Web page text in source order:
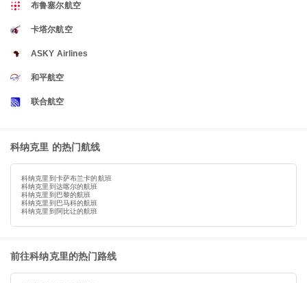
布鲁塞尔航空
卡塔尔航空
ASKY Airlines
和平航空
联合航空
科纳克里 的热门航线
科纳克里到卡萨布兰卡的航班
科纳克里到达喀尔的航班
科纳克里到巴黎的航班
科纳克里到巴马科的航班
科纳克里到阿比让的航班
前往科纳克里的热门路线